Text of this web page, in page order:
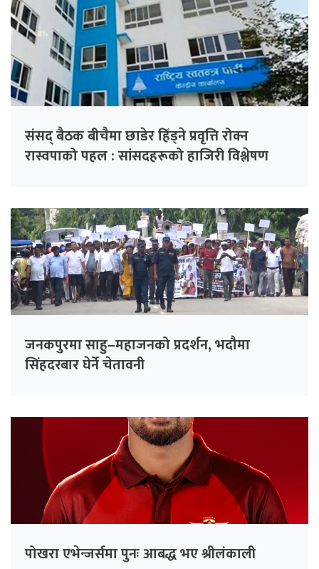
संसद् बैठक बीचैमा छाडेर हिँड्ने प्रवृत्ति रोक्न
रास्वपाको पहल : सांसदहरूको हाजिरी विश्लेषण
जनकपुरमा साहु–महाजनको प्रदर्शन, भदौमा
सिंहदरबार घेर्ने चेतावनी
पोखरा एभेन्जर्समा पुनः आबद्ध भए श्रीलंकाली